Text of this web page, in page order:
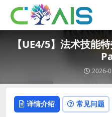
【UE4/5】法术技能
2026-
详情介绍 常见问题